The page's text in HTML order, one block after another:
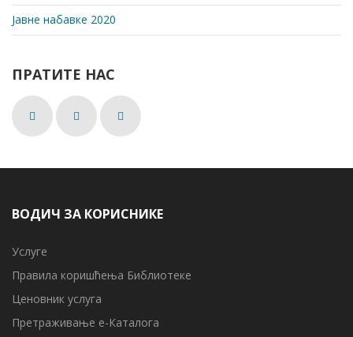
Јавне набавке 2020
ПРАТИТЕ НАС
ВОДИЧ ЗА КОРИСНИКЕ
Услуге
Правила коришћења Библиотеке
Ценовник услуга
Претраживање е-Каталога